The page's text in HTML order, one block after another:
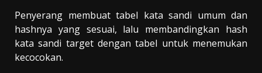
Penyerang membuat tabel kata sandi umum dan
hashnya yang sesuai, lalu membandingkan hash
kata sandi target dengan tabel untuk menemukan
kecocokan.